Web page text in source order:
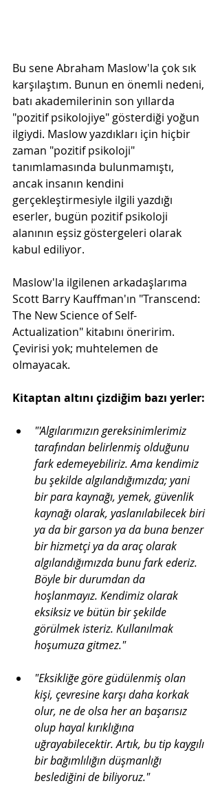
Bu sene Abraham Maslow'la çok sık
karşılaştım. Bunun en önemli nedeni,
batı akademilerinin son yıllarda
"pozitif psikolojiye" gösterdiği yoğun
ilgiydi. Maslow yazdıkları için hiçbir
zaman "pozitif psikoloji"
tanımlamasında bulunmamıştı,
ancak insanın kendini
gerçekleştirmesiyle ilgili yazdığı
eserler, bugün pozitif psikoloji
alanının eşsiz göstergeleri olarak
kabul ediliyor.
Maslow'la ilgilenen arkadaşlarıma
Scott Barry Kauffman'ın "Transcend:
The New Science of Self-
Actualization" kitabını öneririm.
Çevirisi yok; muhtelemen de
olmayacak.
Kitaptan altını çizdiğim bazı yerler:
"'Algılarımızın gereksinimlerimiz
tarafından belirlenmiş olduğunu
fark edemeyebiliriz. Ama kendimiz
bu şekilde algılandığımızda; yani
bir para kaynağı, yemek, güvenlik
kaynağı olarak, yaslanılabilecek biri
ya da bir garson ya da buna benzer
bir hizmetçi ya da araç olarak
algılandığımızda bunu fark ederiz.
Böyle bir durumdan da
hoşlanmayız. Kendimiz olarak
eksiksiz ve bütün bir şekilde
görülmek isteriz. Kullanılmak
hoşumuza gitmez."
"Eksikliğe göre güdülenmiş olan
kişi, çevresine karşı daha korkak
olur, ne de olsa her an başarısız
olup hayal kırıklığına
uğrayabilecektir. Artık, bu tip kaygılı
bir bağımlılığın düşmanlığı
beslediğini de biliyoruz."